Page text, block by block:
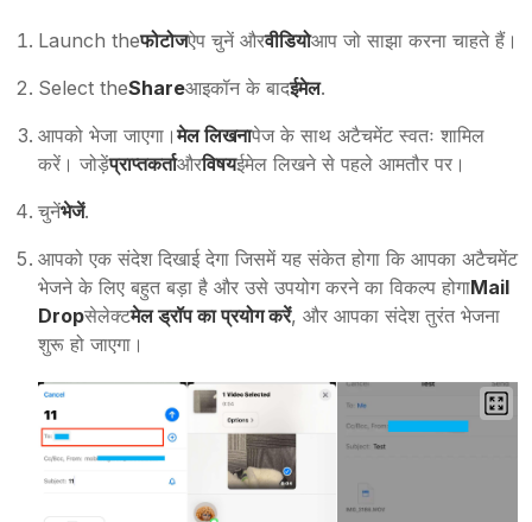
Launch theफोटोजऐप चुनें औरवीडियोआप जो साझा करना चाहते हैं।
Select theShareआइकॉन के बादईमेल.
आपको भेजा जाएगा।मेल लिखनापेज के साथ अटैचमेंट स्वतः शामिल
करें। जोड़ेंप्राप्तकर्ताऔरविषयईमेल लिखने से पहले आमतौर पर।
चुनेंभेजें.
आपको एक संदेश दिखाई देगा जिसमें यह संकेत होगा कि आपका अटैचमेंट
भेजने के लिए बहुत बड़ा है और उसे उपयोग करने का विकल्प होगाMail
Dropसेलेक्टमेल ड्रॉप का प्रयोग करें, और आपका संदेश तुरंत भेजना
शुरू हो जाएगा।